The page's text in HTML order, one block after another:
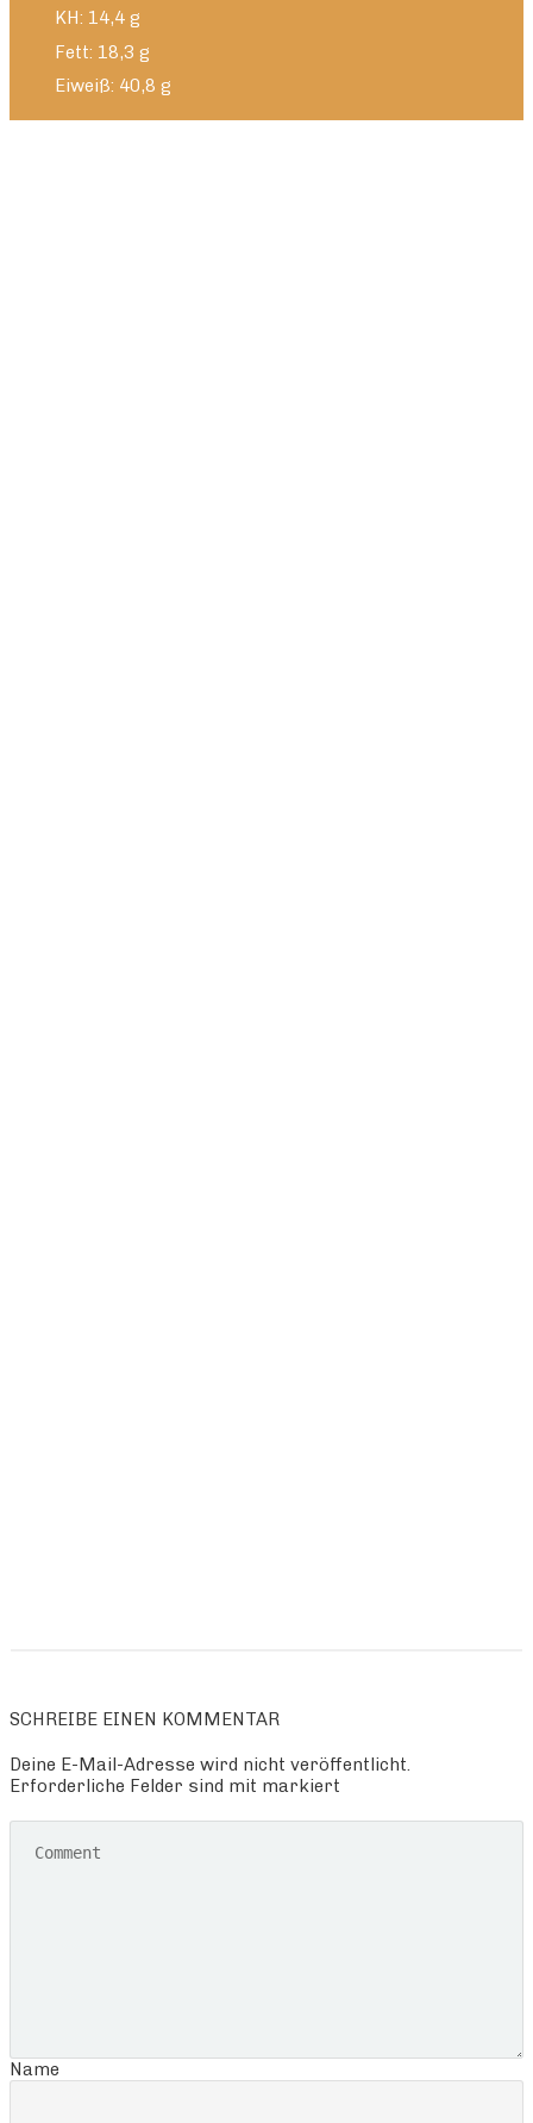
KH: 14,4 g
Fett: 18,3 g
Eiweiß: 40,8 g
SCHREIBE EINEN KOMMENTAR
Deine E-Mail-Adresse wird nicht veröffentlicht.
Erforderliche Felder sind mit markiert
Name